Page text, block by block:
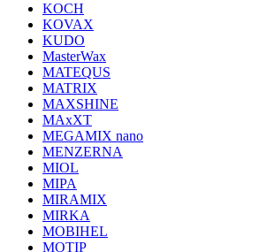
KOCH
KOVAX
KUDO
MasterWax
MATEQUS
MATRIX
MAXSHINE
MAxXT
MEGAMIX nano
MENZERNA
MIOL
MIPA
MIRAMIX
MIRKA
MOBIHEL
MOTIP